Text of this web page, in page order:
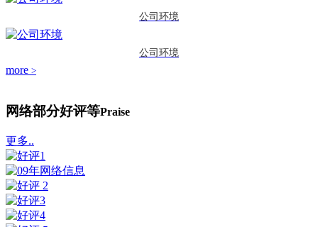
公司环境
公司环境
more >
网络部分好评等Praise
更多..